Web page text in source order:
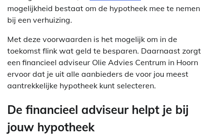
mogelijkheid bestaat om de hypotheek mee te nemen
bij een verhuizing.
Met deze voorwaarden is het mogelijk om in de
toekomst flink wat geld te besparen. Daarnaast zorgt
een financieel adviseur Olie Advies Centrum in Hoorn
ervoor dat je uit alle aanbieders de voor jou meest
aantrekkelijke hypotheek kunt selecteren.
De financieel adviseur helpt je bij
jouw hypotheek